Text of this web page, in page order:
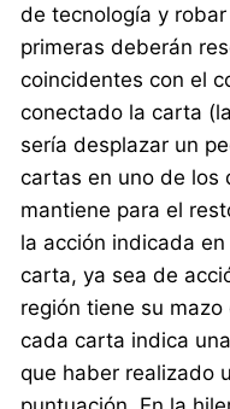
de tecnología y
primeras deberán
coincidentes con el
conectado la carta
sería desplazar un
cartas en uno de los
mantiene para el
la acción indicada
carta, ya sea de
región tiene su
cada carta indica
que haber realizado